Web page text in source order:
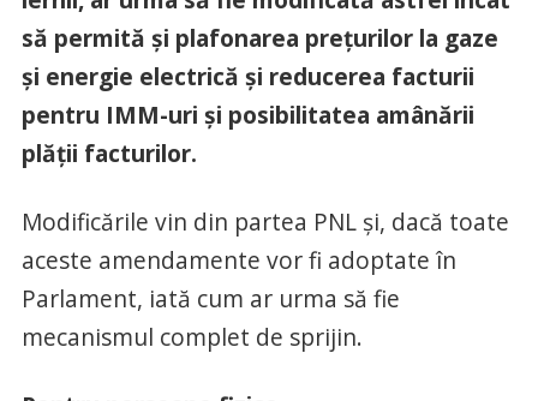
să permită și plafonarea prețurilor la gaze
și energie electrică și reducerea facturii
pentru IMM-uri și posibilitatea amânării
plății facturilor.
Modificările vin din partea PNL și, dacă toate
aceste amendamente vor fi adoptate în
Parlament, iată cum ar urma să fie
mecanismul complet de sprijin.